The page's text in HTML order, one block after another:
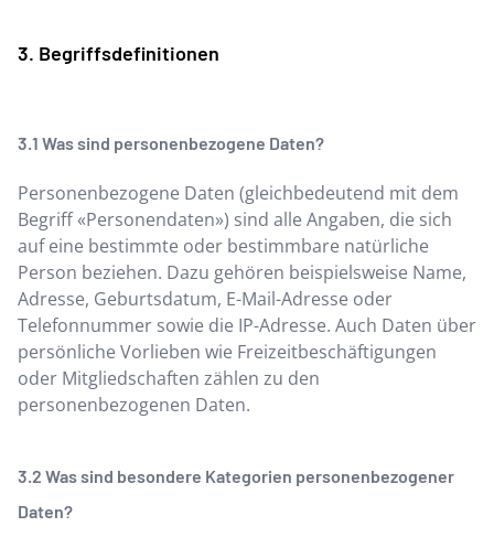
Begriffsdefinitionen
Was sind personenbezogene Daten?
Personenbezogene Daten (gleichbedeutend mit dem
Begriff «Personendaten») sind alle Angaben, die sich
auf eine bestimmte oder bestimmbare natürliche
Person beziehen. Dazu gehören beispielsweise Name,
Adresse, Geburtsdatum, E-Mail-Adresse oder
Telefonnummer sowie die IP-Adresse. Auch Daten über
persönliche Vorlieben wie Freizeitbeschäftigungen
oder Mitgliedschaften zählen zu den
personenbezogenen Daten.
Was sind besondere Kategorien personenbezogener
Daten?